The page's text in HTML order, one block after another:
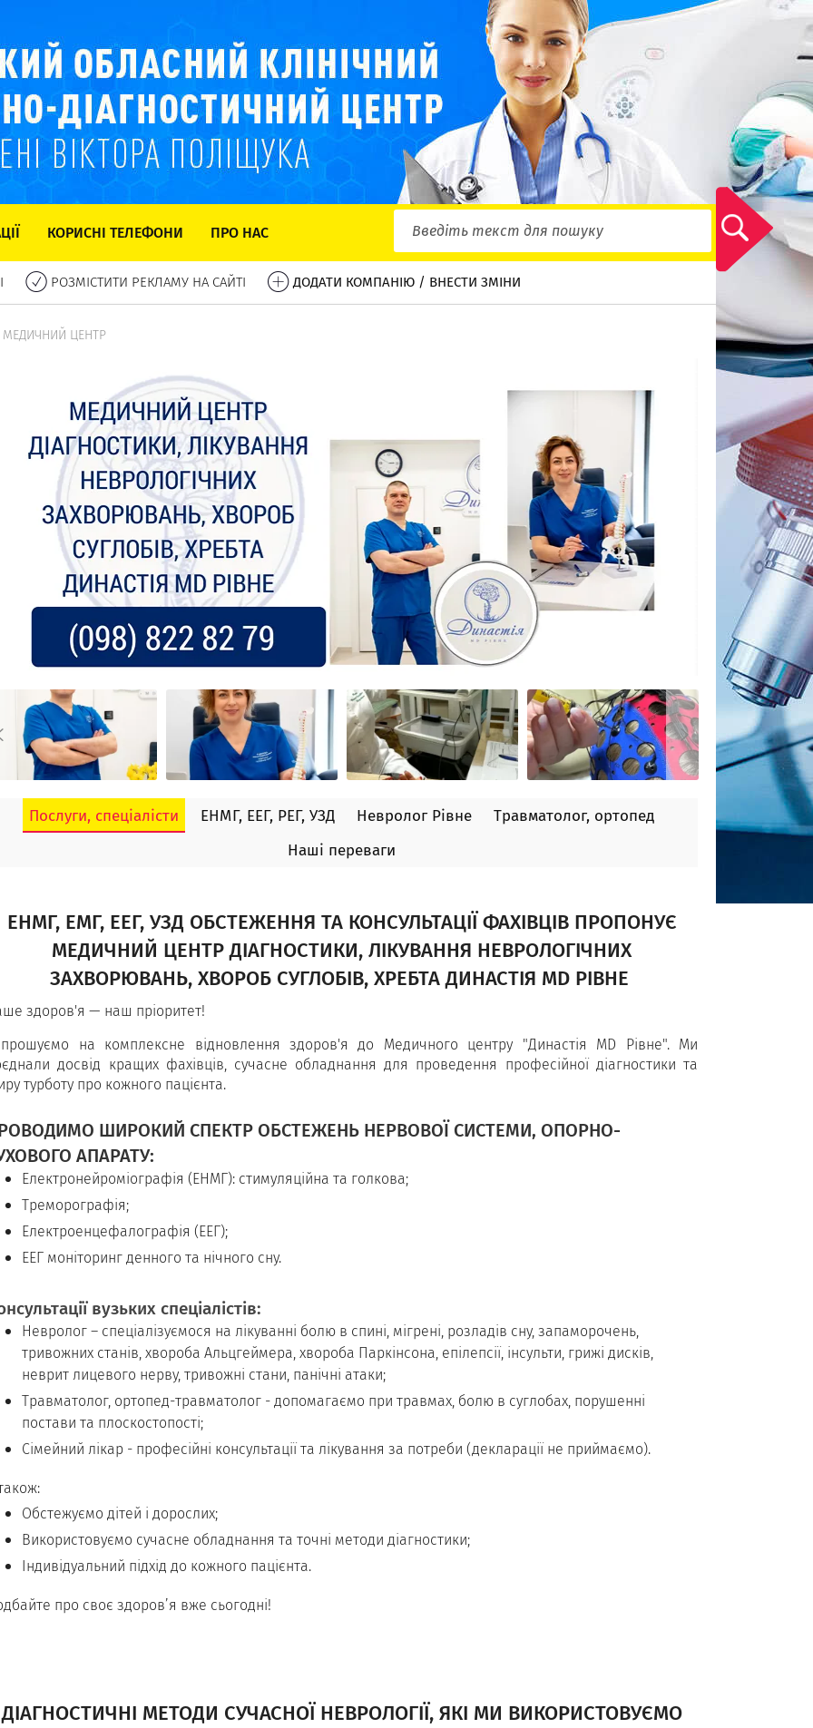
КОРИСНІ ТЕЛЕФОНИ ПРО НАС
РОЗМІСТИТИ РЕКЛАМУ НА САЙТІ ДОДАТИ КОМПАНІЮ / ВНЕСТИ ЗМІНИ
МЕДИЧНИЙ ЦЕНТР
Послуги, спеціалісти ЕНМГ, ЕЕГ, РЕГ, УЗД Невролог Рівне
Травматолог, ортопед
Наші переваги
ЕНМГ, ЕМГ, ЕЕГ, УЗД ОБСТЕЖЕННЯ ТА КОНСУЛЬТАЦІЇ ФАХІВЦІВ ПРОПОНУЄ
МЕДИЧНИЙ ЦЕНТР ДІАГНОСТИКИ, ЛІКУВАННЯ НЕВРОЛОГІЧНИХ
ЗАХВОРЮВАНЬ, ХВОРОБ СУГЛОБІВ, ХРЕБТА ДИНАСТІЯ MD РІВНЕ
здоров'я — наш пріоритет!
на комплексне відновлення здоров'я до Медичного центру "Династія MD Рівне". Ми
досвід кращих фахівців, сучасне обладнання для проведення професійної діагностики та
турботу про кожного пацієнта.
ШИРОКИЙ СПЕКТР ОБСТЕЖЕНЬ НЕРВОВОЇ СИСТЕМИ, ОПОРНО-
АПАРАТУ:
Електронейроміографія (ЕНМГ): стимуляційна та голкова;
Треморографія;
Електроенцефалографія (ЕЕГ);
ЕЕГ моніторинг денного та нічного сну.
вузьких спеціалістів:
Невролог – спеціалізуємося на лікуванні болю в спині, мігрені, розладів сну, запаморочень,
тривожних станів, хвороба Альцгеймера, хвороба Паркінсона, епілепсії, інсульти, грижі дисків,
неврит лицевого нерву, тривожні стани, панічні атаки;
Травматолог, ортопед-травматолог - допомагаємо при травмах, болю в суглобах, порушенні
постави та плоскостопості;
Сімейний лікар - професійні консультації та лікування за потреби (декларації не приймаємо).
Обстежуємо дітей і дорослих;
Використовуємо сучасне обладнання та точні методи діагностики;
Індивідуальний підхід до кожного пацієнта.
про своє здоров’я вже сьогодні!
ДІАГНОСТИЧНІ МЕТОДИ СУЧАСНОЇ НЕВРОЛОГІЇ, ЯКІ МИ ВИКОРИСТОВУЄМО